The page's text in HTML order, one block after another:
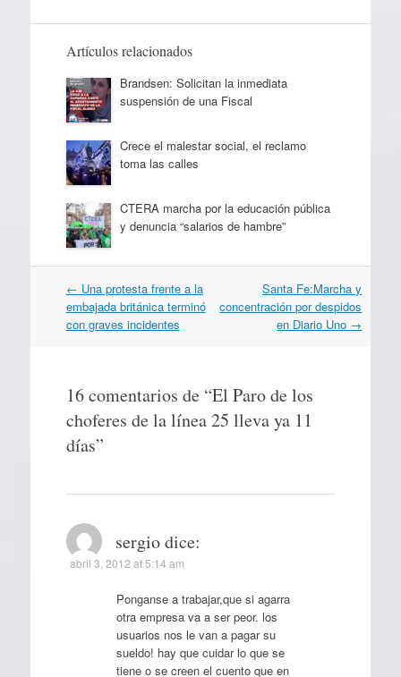
Artículos relacionados
Brandsen: Solicitan la inmediata
suspensión de una Fiscal
Crece el malestar social, el reclamo
toma las calles
CTERA marcha por la educación pública
y denuncia “salarios de hambre”
Navegación
por
artículos
← Una protesta frente a la
embajada británica terminó
con graves incidentes
Santa Fe:Marcha y
concentración por despidos
en Diario Uno →
16 comentarios de “El Paro de los
choferes de la línea 25 lleva ya 11
días”
sergio dice:
abril 3, 2012 at 5:14 am
Ponganse a trabajar,que si agarra
otra empresa va a ser peor. los
usuarios nos le van a pagar su
sueldo! hay que cuidar lo que se
tiene o se creen el cuento que en